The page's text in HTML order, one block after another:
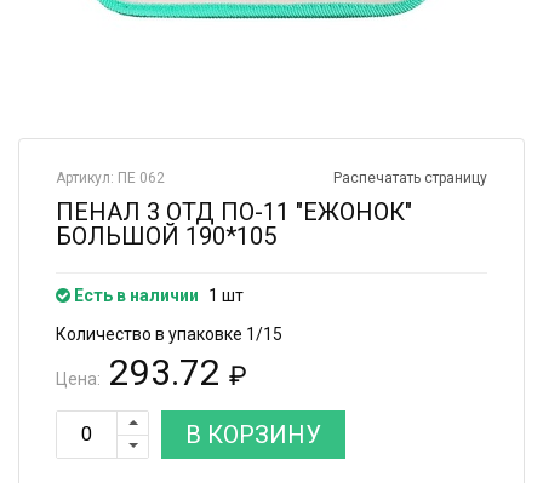
Распечатать страницу
Артикул: ПЕ 062
ПЕНАЛ 3 ОТД ПО-11 "ЕЖОНОК"
БОЛЬШОЙ 190*105
Есть в наличии
1 шт
Количество в упаковке 1/15
Цена: 293.72 ₽
В КОРЗИНУ